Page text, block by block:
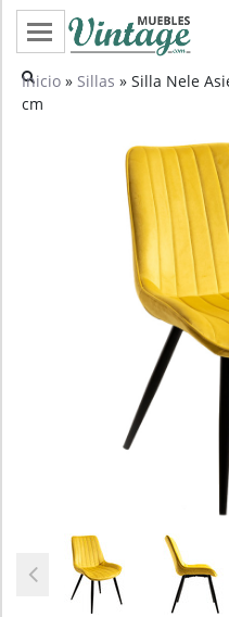
Categorías
Inicio » Sillas » Silla Nele
cm